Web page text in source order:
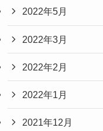
2022年5月
2022年3月
2022年2月
2022年1月
2021年12月